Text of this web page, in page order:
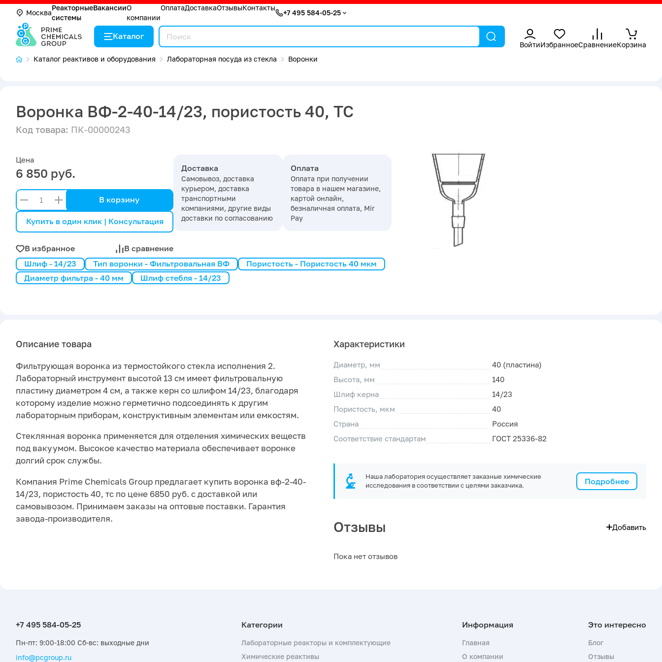
Москва
Реакторные
системы
ВакансииО
компании
ОплатаДоставкаОтзывыКонтакты
+7 495 584-05-25
Каталог
ВойтиИзбранноеСравнениеКорзина
Каталог реактивов и оборудования
Лабораторная посуда из стекла Воронки
Воронка ВФ-2-40-14/23, пористость 40, ТС
Код товара: ПК-00000243
Цена
6 850 руб.
В корзину
Купить в один клик | Консультация
В избранное В сравнение
Доставка
Самовывоз, доставка
курьером, доставка
транспортными
компаниями, другие виды
доставки по согласованию
Оплата
Оплата при получении
товара в нашем магазине,
картой онлайн,
безналичная оплата, Mir
Pay
Шлиф - 14/23 Тип воронки - Фильтровальная ВФ
Пористость - Пористость 40 мкм
Диаметр фильтра - 40 мм
Шлиф стебля - 14/23
Описание товара
Фильтрующая воронка из термостойкого стекла исполнения 2.
Лабораторный инструмент высотой 13 см имеет фильтровальную
пластину диаметром 4 см, а также керн со шлифом 14/23, благодаря
которому изделие можно герметично подсоединять к другим
лабораторным приборам, конструктивным элементам или емкостям.
Стеклянная воронка применяется для отделения химических веществ
под вакуумом. Высокое качество материала обеспечивает воронке
долгий срок службы.
Компания Prime Chemicals Group предлагает купить воронка вф-2-40-
14/23, пористость 40, тс по цене 6850 руб. с доставкой или
самовывозом. Принимаем заказы на оптовые поставки. Гарантия
завода-производителя.
Характеристики
Диаметр, мм
40 (пластина)
Высота, мм
140
Шлиф керна
14/23
Пористость, мкм
40
Страна
Россия
Соответствие стандартам
ГОСТ 25336-82
Подробнее
Наша лаборатория осуществляет заказные химические
исследования в соответствии с целями заказчика.
Отзывы Добавить
Пока нет отзывов
Пн-пт: 9:00-18:00 Сб-вс: выходные дни
info@pcgroup.ru
Лабораторные реакторы и комплектующие
Химические реактивы
Главная
О компании
Блог
Отзывы